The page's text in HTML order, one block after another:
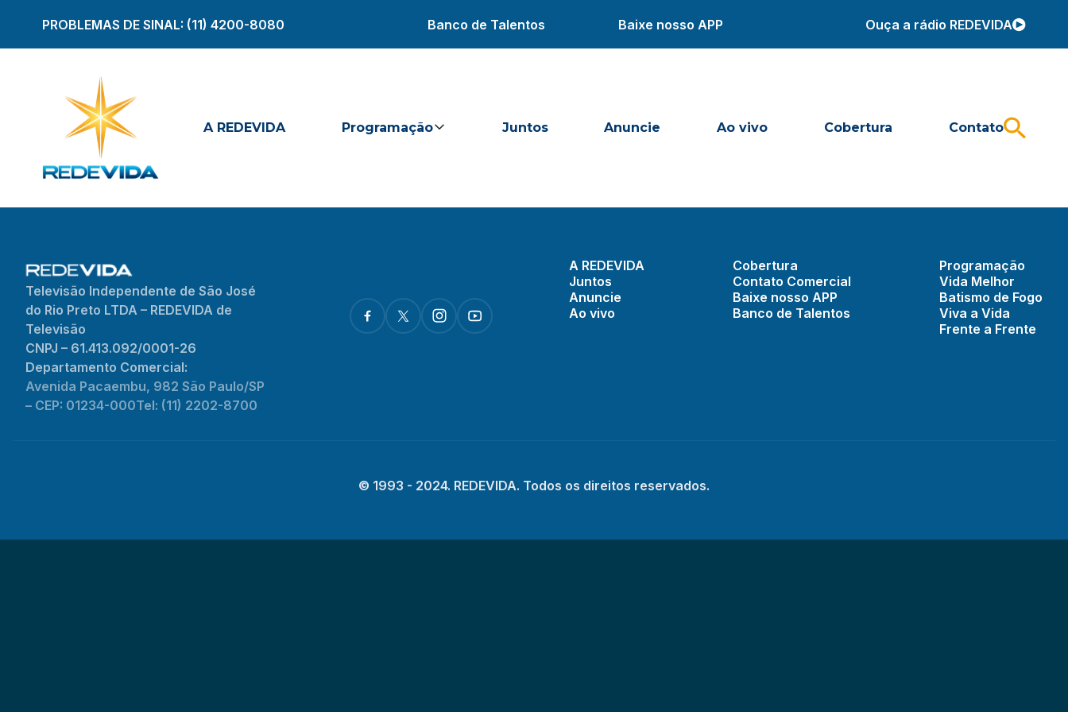
PROBLEMAS DE SINAL: (11) 4200-8080 Banco de Talentos Baixe nosso APP Ouça a rádio REDEVIDA
A REDEVIDA Programação Juntos Anuncie Ao vivo Cobertura Contato
Televisão Independente de São José
do Rio Preto LTDA – REDEVIDA de
Televisão
CNPJ – 61.413.092/0001-26
Departamento Comercial:
Avenida Pacaembu, 982 São Paulo/SP
– CEP: 01234-000Tel: (11) 2202-8700
A REDEVIDA
Juntos
Anuncie
Ao vivo
Cobertura
Contato Comercial
Baixe nosso APP
Banco de Talentos
Programação
Vida Melhor
Batismo de Fogo
Viva a Vida
Frente a Frente
© 1993 - 2024. REDEVIDA. Todos os direitos reservados.